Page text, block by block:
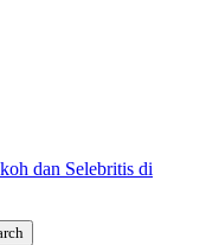
dan Selebritis di